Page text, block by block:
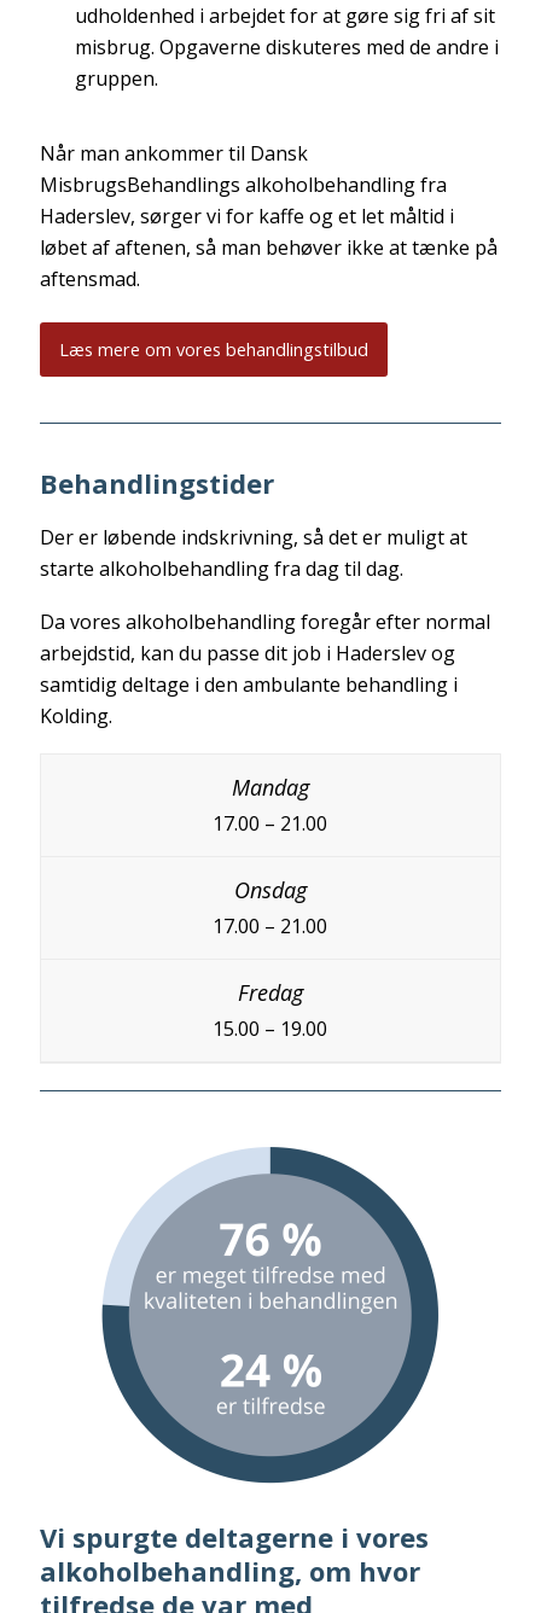
udholdenhed i arbejdet for at gøre sig fri af sit
misbrug. Opgaverne diskuteres med de andre i
gruppen.
Når man ankommer til Dansk
MisbrugsBehandlings alkoholbehandling fra
Haderslev, sørger vi for kaffe og et let måltid i
løbet af aftenen, så man behøver ikke at tænke på
aftensmad.
Læs mere om vores behandlingstilbud
Behandlingstider
Der er løbende indskrivning, så det er muligt at
starte alkoholbehandling fra dag til dag.
Da vores alkoholbehandling foregår efter normal
arbejdstid, kan du passe dit job i Haderslev og
samtidig deltage i den ambulante behandling i
Kolding.
17.00 – 21.00
17.00 – 21.00
15.00 – 19.00
Vi spurgte deltagerne i vores
alkoholbehandling, om hvor
tilfredse de var med